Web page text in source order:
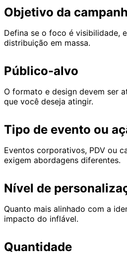
Objetivo da
Defina se o foco é visibilidade,
distribuição em massa.
Público-alvo
O formato e design devem ser
que você deseja atingir.
Tipo de evento ou
Eventos corporativos, PDV ou
exigem abordagens diferentes.
Nível de
Quanto mais alinhado com a
impacto do inflável.
Quantidade